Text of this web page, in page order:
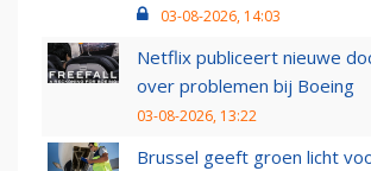
03-08-2026, 14:03
Netflix publiceert nieuwe
over problemen bij Boeing
03-08-2026, 13:22
Brussel geeft groen licht